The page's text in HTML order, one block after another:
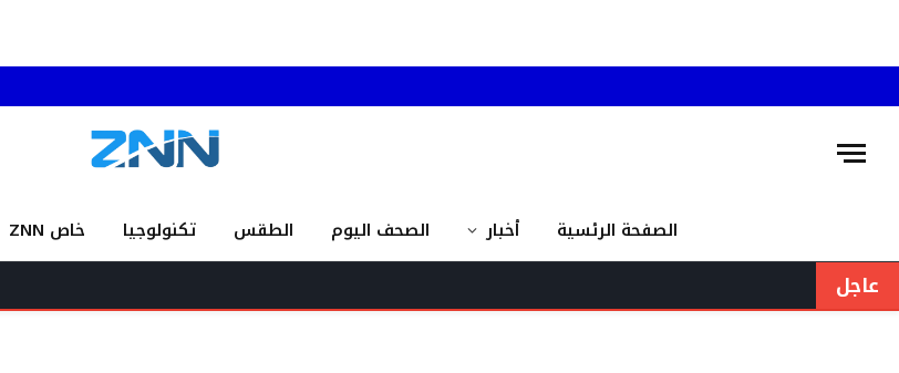
الصفحة الرئسية أخبار الصحف اليوم الطقس تكنولوجيا خاص ZNN
عاجل